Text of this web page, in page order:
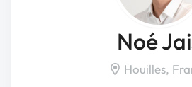
Noé
Houilles,